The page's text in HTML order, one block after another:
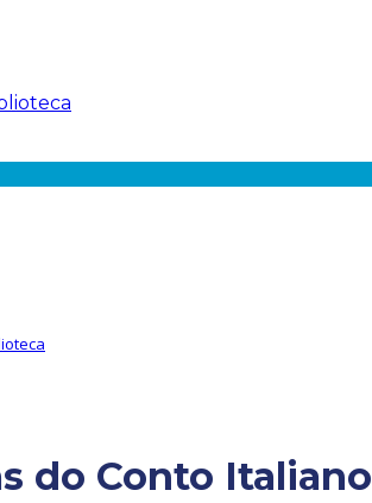
do Conto Italiano